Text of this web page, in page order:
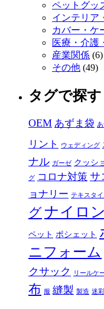
ペットグッ
インテリア
カバー・ケ
医療・介護
産業関係 (6)
その他 (49)
タグで探す
OEM あずま袋
リント
ウェディング
ナル ガーゼ クッシ
グ コロナ対策 サ
ョナリー テキスタ
グナイロン
ペット ポシェット
ニフォーム
クサック
リールケ
布 服 縫製 製造 迷